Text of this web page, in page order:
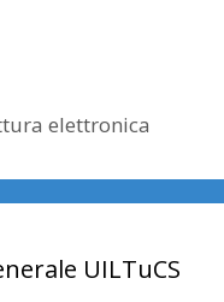
elettronica
UILTuCS